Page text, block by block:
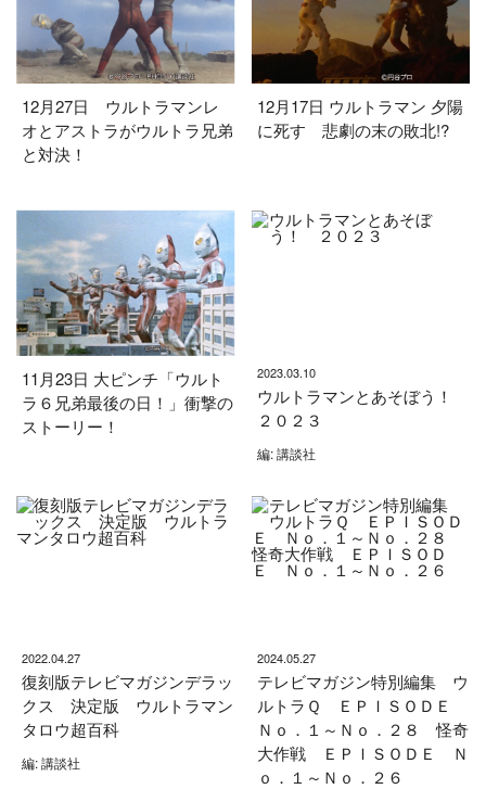
12月27日 ウルトラマンレ
オとアストラがウルトラ兄弟
と対決！
12月17日 ウルトラマン 夕陽
に死す 悲劇の末の敗北!?
11月23日 大ピンチ「ウルト
ラ６兄弟最後の日！」衝撃の
ストーリー！
2023.03.10
ウルトラマンとあそぼう！
２０２３
編: 講談社
2022.04.27
復刻版テレビマガジンデラッ
クス 決定版 ウルトラマン
タロウ超百科
編: 講談社
2024.05.27
テレビマガジン特別編集 ウ
ルトラＱ ＥＰＩＳＯＤＥ
Ｎｏ．１～Ｎｏ．２８ 怪奇
大作戦 ＥＰＩＳＯＤＥ Ｎ
ｏ．１～Ｎｏ．２６